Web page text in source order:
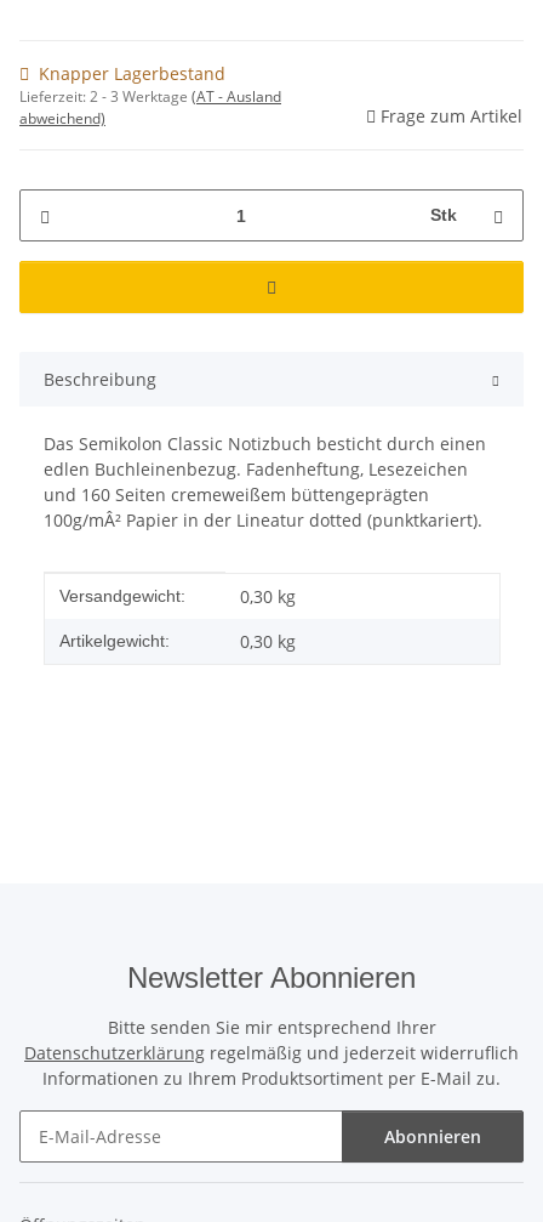
Knapper Lagerbestand
Lieferzeit:2 - 3 Werktage (AT - Ausland
abweichend)
Frage zum Artikel
Stk
Beschreibung
Das Semikolon Classic Notizbuch besticht durch einen
edlen Buchleinenbezug. Fadenheftung, Lesezeichen
und 160 Seiten cremeweißem büttengeprägten
100g/mÂ² Papier in der Lineatur dotted (punktkariert).
Produkteigenschaft
Wert
Versandgewicht: 0,30 kg
Artikelgewicht: 0,30 kg
Newsletter Abonnieren
Bitte senden Sie mir entsprechend Ihrer
Datenschutzerklärung regelmäßig und jederzeit widerruflich
Informationen zu Ihrem Produktsortiment per E-Mail zu.
Abonnieren